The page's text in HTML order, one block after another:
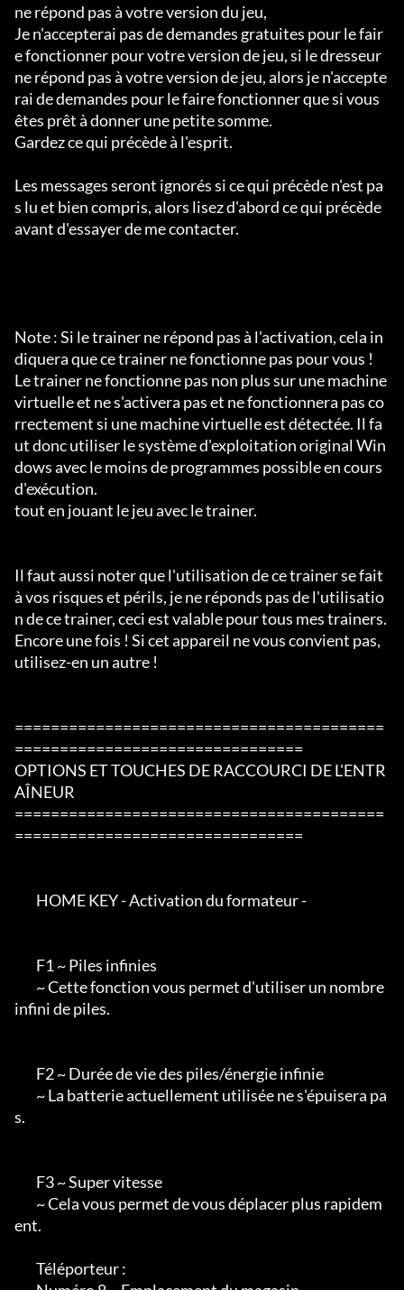
ne répond pas à votre version du jeu,
Je n'accepterai pas de demandes gratuites pour le fair
e fonctionner pour votre version de jeu, si le dresseur
ne répond pas à votre version de jeu, alors je n'accepte
rai de demandes pour le faire fonctionner que si vous
êtes prêt à donner une petite somme.
Gardez ce qui précède à l'esprit.
Les messages seront ignorés si ce qui précède n'est pa
s lu et bien compris, alors lisez d'abord ce qui précède
avant d'essayer de me contacter.
Note : Si le trainer ne répond pas à l'activation, cela in
diquera que ce trainer ne fonctionne pas pour vous !
Le trainer ne fonctionne pas non plus sur une machine
virtuelle et ne s'activera pas et ne fonctionnera pas co
rrectement si une machine virtuelle est détectée. Il fa
ut donc utiliser le système d'exploitation original Win
dows avec le moins de programmes possible en cours
d'exécution.
tout en jouant le jeu avec le trainer.
Il faut aussi noter que l'utilisation de ce trainer se fait
à vos risques et périls, je ne réponds pas de l'utilisatio
n de ce trainer, ceci est valable pour tous mes trainers.
Encore une fois ! Si cet appareil ne vous convient pas,
utilisez-en un autre !
=========================================
================================
OPTIONS ET TOUCHES DE RACCOURCI DE L'ENTR
AÎNEUR
=========================================
================================
infini de piles.
s.
ent.